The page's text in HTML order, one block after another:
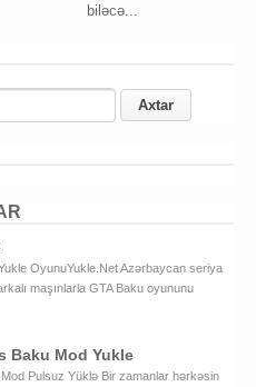
biləcə...
OyunuYukle.Net Azərbaycan seriya
maşınlarla GTA Baku oyununu
Baku Mod Yukle
Pulsuz Yüklə Bir zamanlar hərkəsin